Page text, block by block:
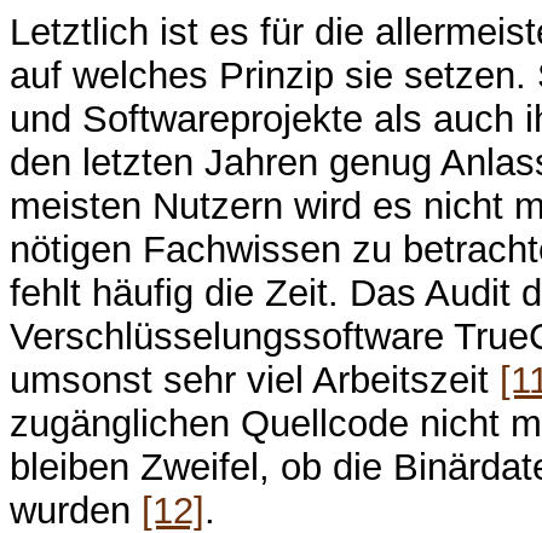
Letztlich ist es für die
auf welches Prinzip sie
und Softwareprojekte als auch
den letzten Jahren genug
meisten Nutzern wird es nicht
nötigen Fachwissen zu
fehlt häufig die Zeit. Das Audit
Verschlüsselungssoftware
umsonst sehr viel Arbeitszeit
zugänglichen Quellcode nicht
bleiben Zweifel, ob die
wurden [12].